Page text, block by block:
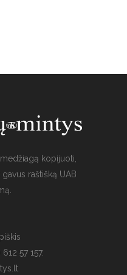
kopijuoti,
raštišką UAB
57 157.